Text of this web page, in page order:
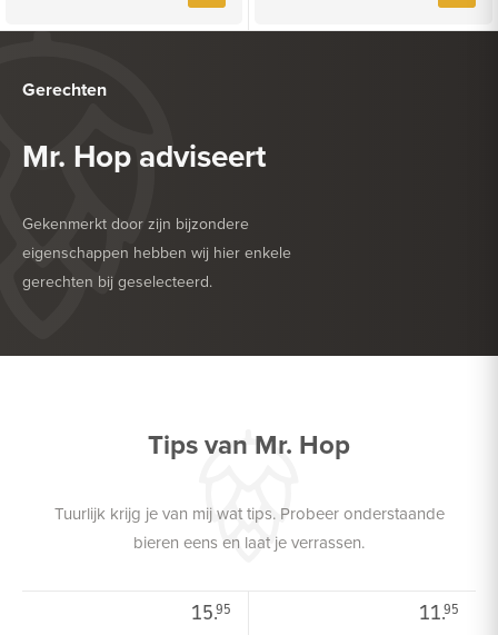
Gerechten
Mr. Hop adviseert
Gekenmerkt door zijn bijzondere
eigenschappen hebben wij hier enkele
gerechten bij geselecteerd.
HEERLIJK BIJ
Tips van Mr. Hop
Tuurlijk krijg je van mij wat tips. Probeer onderstaande
bieren eens en laat je verrassen.
15.95 11.95